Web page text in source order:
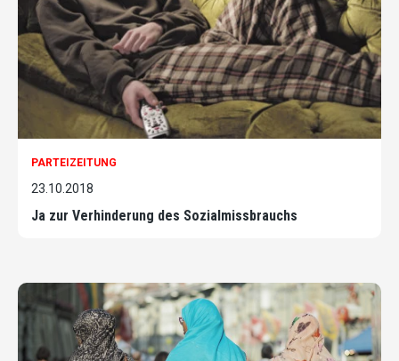
PARTEIZEITUNG
23.10.2018
Ja zur Verhinderung des Sozialmissbrauchs